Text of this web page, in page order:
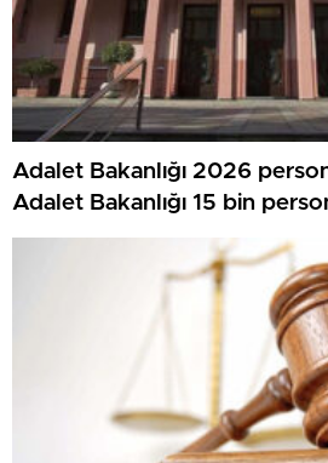
Adalet Bakanlığı 2026
Adalet Bakanlığı 15 bin
sonuçları ne vakit
uzunluk kilo ölçümü ne vakit,
muhakkak oldu mu?